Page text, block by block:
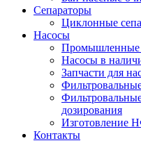
Сепараторы
Циклонные
Насосы
Промышленные
Насосы в
Запчасти для
дозирования
Изготовление
Контакты